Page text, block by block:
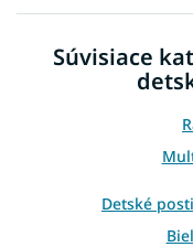
Súvisiace
Detské